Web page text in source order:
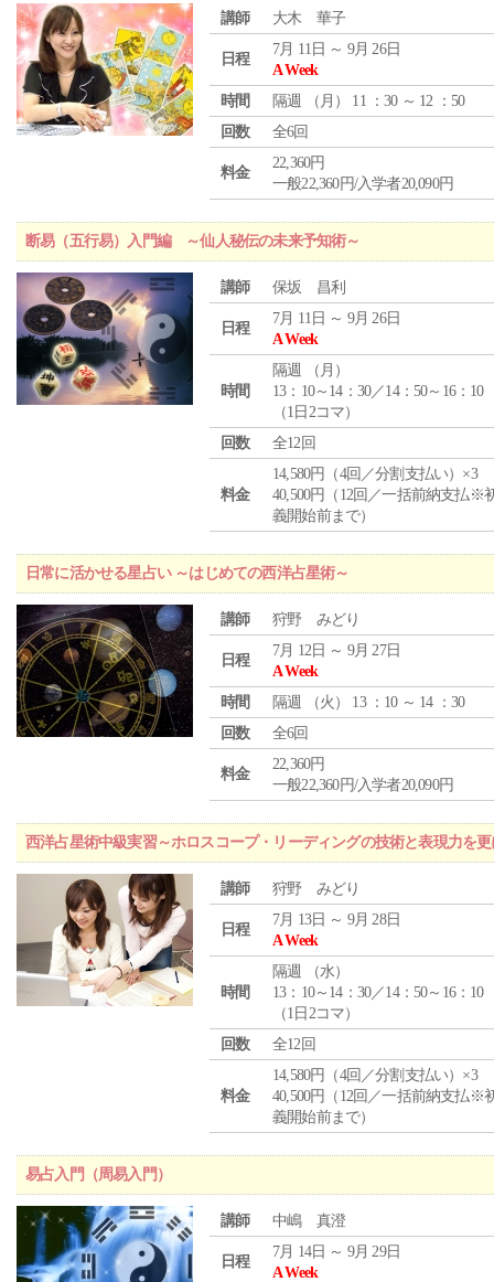
講師 大木 華子
日程
7月 11日 ～ 9月 26日
A Week
時間
隔週 （ 月 ） 11 ：30 ～ 12 ：50
回数
全6回
料金
22,360円
一般22,360円/入学者20,090円
断易（五行易）入門編 ～仙人秘伝の未来予知術～
講師 保坂 昌利
日程
7月 11日 ～ 9月 26日
A Week
時間
隔週 （ 月 ）
13：10～14：30／14：50～16：10
（1日2コマ）
回数
全12回
料金
14,580円（4回／分割支払い）×3
40,500円（12回／一括前納支払※
義開始前まで）
日常に活かせる星占い ～はじめての西洋占星術～
講師 狩野 みどり
日程
7月 12日 ～ 9月 27日
A Week
時間
隔週 （火 ） 13 ：10 ～ 14 ：30
回数
全6回
料金
22,360円
一般22,360円/入学者20,090円
西洋占星術中級実習～ホロスコープ・リーディングの技術と表現力を
講師 狩野 みどり
日程
7月 13日 ～ 9月 28日
A Week
時間
隔週 （水）
13：10～14：30／14：50～16：10
（1日2コマ）
回数
全12回
料金
14,580円（4回／分割支払い）×3
40,500円（12回／一括前納支払※
義開始前まで）
易占入門（周易入門）
講師 中嶋 真澄
日程
7月 14日 ～ 9月 29日
A Week